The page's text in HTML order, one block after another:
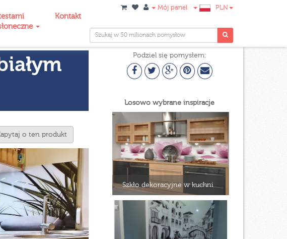
Kontakt
Mój panel PLN
o ten produkt
Podziel się pomysłem:
Losowo wybrane inspiracje
Szkło dekoracyjne w kuchni